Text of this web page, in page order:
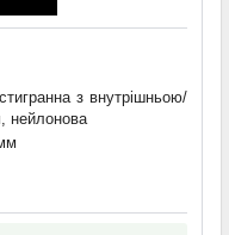
з внутрішньою/
нейлонова